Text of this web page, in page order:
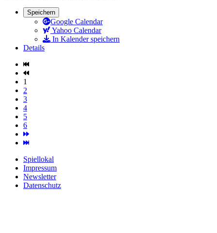
Speichern
Google Calendar
Yahoo Calendar
In Kalender speichern
Details
1
2
3
4
5
6
Spiellokal
Impressum
Newsletter
Datenschutz